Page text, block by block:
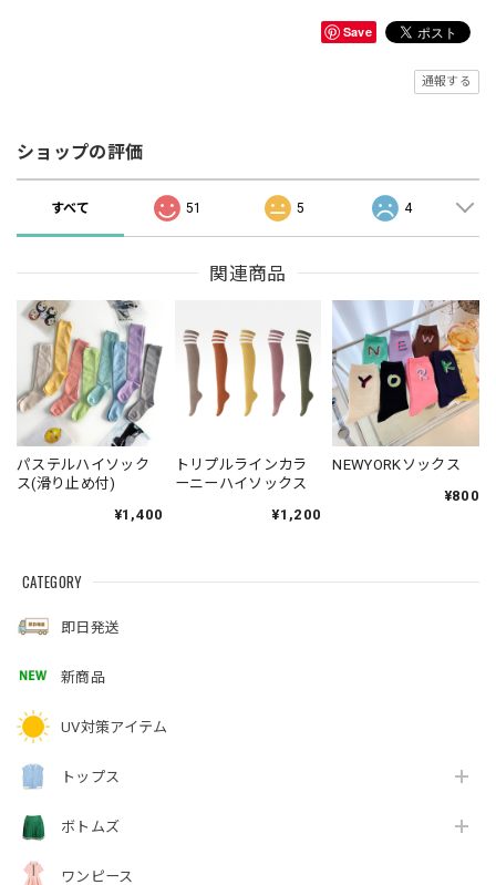
Save
通報する
ショップの評価
すべて 51 5 4
関連商品
パステルハイソック
ス(滑り止め付)
¥1,400
トリプルラインカラ
ーニーハイソックス
¥1,200
NEWYORKソックス
¥800
CATEGORY
即日発送
新商品
UV対策アイテム
トップス
ボトムズ
ワンピース